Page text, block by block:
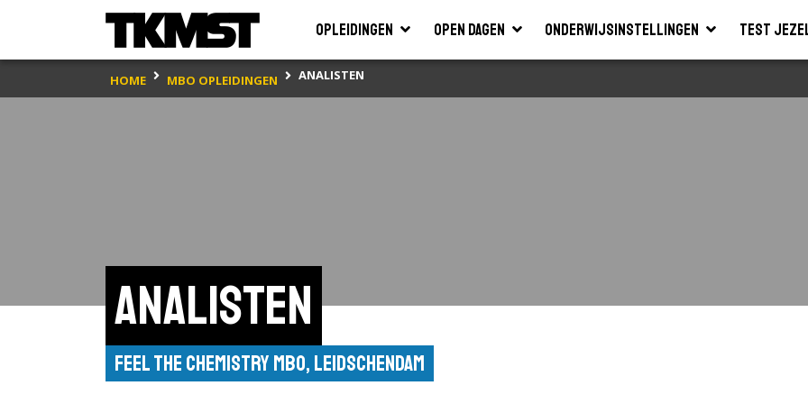
Opleidingen Open dagen Onderwijsinstellingen Test
HOME MBO OPLEIDINGEN ANALISTEN
Analisten
Feel the Chemistry MBO, Leidschendam